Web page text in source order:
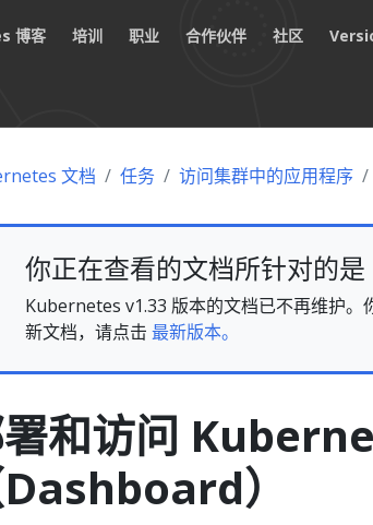
博客 培训 职业 合作伙伴 社区
文档 任务 访问集群中的应用程序
你正在查看的文档所针对的
Kubernetes v1.33 版本的文档已不再维护
新文档，请点击 最新版本。
和访问
Dashboard）